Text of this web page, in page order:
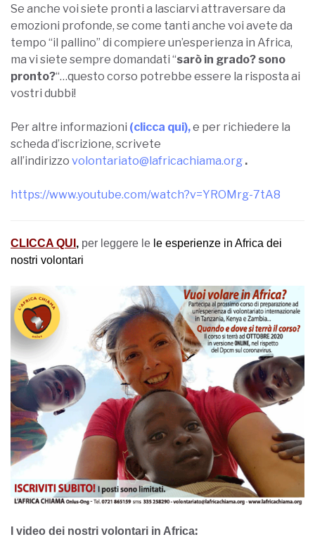
Per altre informazioni (clicca qui),e per richiedere la
scheda d’iscrizione, scrivete
all’indirizzovolontariato@lafricachiama.org .
https://www.youtube.com/watch?v=YROMrg-7tA8
CLICCA QUI,per leggere lele esperienze in Africa dei
nostri volontari
I video dei nostri volontari in Africa:
https://www.youtube.com/watch?v=1–
jM9TfAhk&list=PLD90375963AB1ACF8&index=1